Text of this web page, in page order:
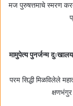
मज पुरुषत्तमाचे स्मरण
मामुपेत्य पुनर्जन्म
परम सिद्धी मिळविलेले